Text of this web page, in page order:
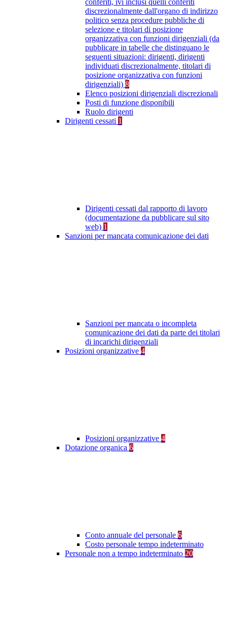
conferiti, ivi inclusi quelli conferiti
discrezionalmente dall'organo di indirizzo
politico senza procedure pubbliche di
selezione e titolari di posizione
organizzativa con funzioni dirigenziali (da
pubblicare in tabelle che distinguano le
seguenti situazioni: dirigenti, dirigenti
individuati discrezionalmente, titolari di
posizione organizzativa con funzioni
dirigenziali) 8
Elenco posizioni dirigenziali discrezionali
Posti di funzione disponibili
Ruolo dirigenti
Dirigenti cessati 1
Dirigenti cessati dal rapporto di lavoro
(documentazione da pubblicare sul sito
web) 1
Sanzioni per mancata comunicazione dei dati
Sanzioni per mancata o incompleta
comunicazione dei dati da parte dei titolari
di incarichi dirigenziali
Posizioni organizzative 4
Posizioni organizzative 4
Dotazione organica 6
Conto annuale del personale 6
Costo personale tempo indeterminato
Personale non a tempo indeterminato 20